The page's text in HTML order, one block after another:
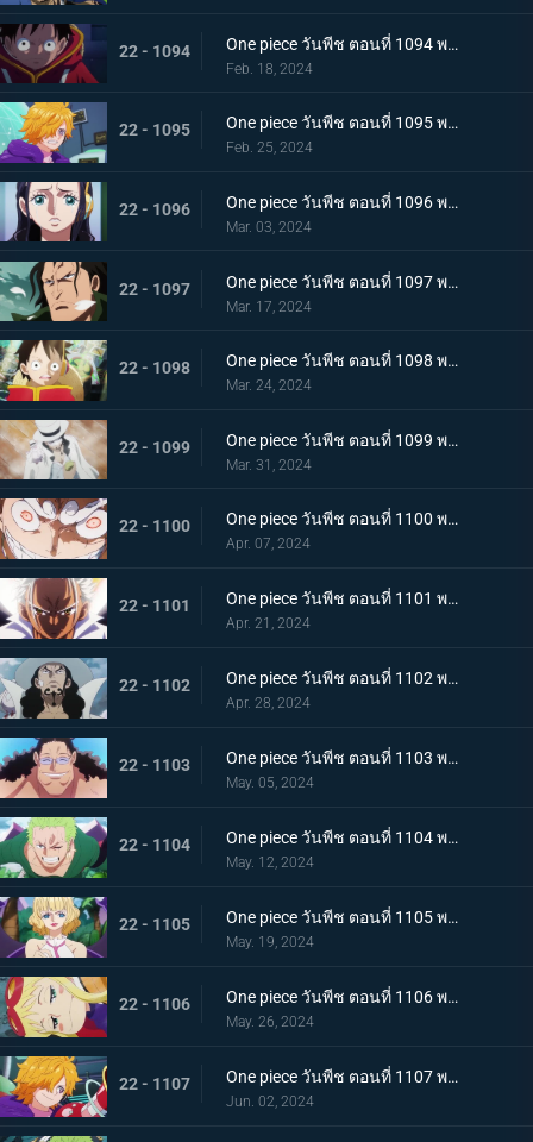
22 - 1094 One piece วันพีช ตอนที่ 1094 พากย์ไทย ปริศนาอันลึกลับ โซนวิจัยแห่งเอ็กเฮด
Feb. 18, 2024
22 - 1095 One piece วันพีช ตอนที่ 1095 พากย์ไทย มันสมองของอัจฉริยะ เวก้าพังค์ทั้งหกคน
Feb. 25, 2024
22 - 1096 One piece วันพีช ตอนที่ 1096 พากย์ไทย ประวัติศาสตร์ต้องห้าม สมมติฐานของอาณาจักรแห่งหนึ่ง
Mar. 03, 2024
22 - 1097 One piece วันพีช ตอนที่ 1097 พากย์ไทย เจตจำนงของโอฮารา การวิจัยที่ได้รับสืบทอดมา
Mar. 17, 2024
22 - 1098 One piece วันพีช ตอนที่ 1098 พากย์ไทย เรื่องมหัศจรรย์ ความฝันที่อัจฉริยะจินตนาการไว้
Mar. 24, 2024
22 - 1099 One piece วันพีช ตอนที่ 1099 พากย์ไทย เตรียมรับการโจมตี ร็อบ ลุจจิจู่โจม
Mar. 31, 2024
22 - 1100 One piece วันพีช ตอนที่ 1100 พากย์ไทย พลังในระดับที่แตกต่าง ลูฟี่ ปะทะ ลุจจิ
Apr. 07, 2024
22 - 1101 One piece วันพีช ตอนที่ 1101 พากย์ไทย มนุษยชาติสุดแกร่ง พลังพิเศษของเซราฟิม
Apr. 21, 2024
22 - 1102 One piece วันพีช ตอนที่ 1102 พากย์ไทย แผนการอันผิดแผก ปฏิบัติการหนีจากเอ็กเฮด
Apr. 28, 2024
22 - 1103 One piece วันพีช ตอนที่ 1103 พากย์ไทย หันหลังให้พ่อของฉัน! ความปรารถนาอันไร้ประโยชน์ของบอนนี่!
May. 05, 2024
22 - 1104 One piece วันพีช ตอนที่ 1104 พากย์ไทย สถานการณ์สิ้นหวัง การโจมตีเต็มกำลังของเซราฟิม
May. 12, 2024
22 - 1105 One piece วันพีช ตอนที่ 1105 พากย์ไทย การกบฏอันงดงาม สตุสซี่คนทรยศ
May. 19, 2024
22 - 1106 One piece วันพีช ตอนที่ 1106 พากย์ไทย เกิดเหตุฉุกเฉิน ตามหาดอกเตอร์เวก้าพังค์
May. 26, 2024
22 - 1107 One piece วันพีช ตอนที่ 1107 พากย์ไทย สั่นสะท้าน เงื้อมมือมารที่แอบเข้ามาในศูนย์วิจัย
Jun. 02, 2024